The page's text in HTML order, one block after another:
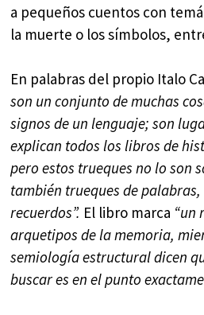
a pequeños cuentos con
la muerte o los símbolos,
En palabras del propio Italo
son un conjunto de muchas
signos de un lenguaje; son
explican todos los libros de
pero estos trueques no lo son
también trueques de palabras,
recuerdos”. El libro marca “un
arquetipos de la memoria,
semiología estructural dicen
buscar es en el punto